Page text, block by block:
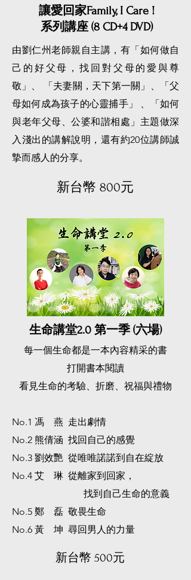
讓愛回家Family, I Care !
系列講座 (8 CD+4 DVD)
由劉仁州老師親自主講，有「如何做自
己的好父母，找回對父母的愛與尊
敬」、 「夫妻關，天下第一關」、「父
母如何成為孩子的心靈捕手」 、「如何
與老年父母、公婆和諧相處」主題做深
入淺出的講解說明，還有約20位講師誠
摯而感人的分享。
​新台幣 800元
生命講堂2.0 第一季 (六場)
每一個生命都是一本內容精采的書
打開書本閱讀
看見生命的考驗、折磨、祝福與禮物
No.1 馮 燕 走出劇情
​No.2 熊倩涵 找回自己的感覺
No.3 劉效艷 從唯唯諾諾到自在綻放
No.4 艾 琳 從離家到回家，
找到自己生命的意義
No.5 鄭 磊 敬畏生命
No.6 黃 坤 尋回男人的力量
​新台幣 500元